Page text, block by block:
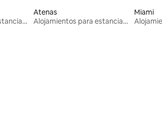
Alojamientos para estancias largas
Atenas
Alojamientos para estancias largas
Miami